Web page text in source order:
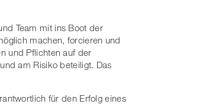
Team mit ins Boot der
machen, forcieren und
und Pflichten auf der
am Risiko beteiligt. Das
für den Erfolg eines